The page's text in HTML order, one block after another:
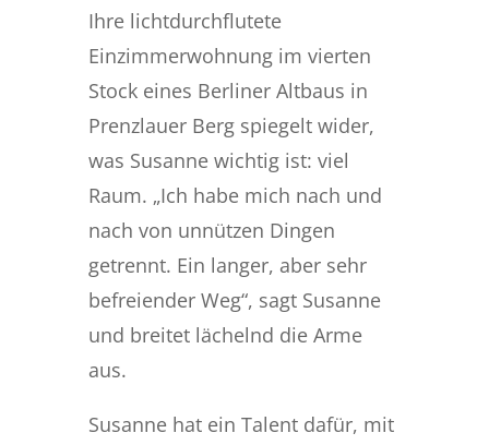
Ihre lichtdurchflutete
Einzimmerwohnung im vierten
Stock eines Berliner Altbaus in
Prenzlauer Berg spiegelt wider,
was Susanne wichtig ist: viel
Raum. „Ich habe mich nach und
nach von unnützen Dingen
getrennt. Ein langer, aber sehr
befreiender Weg“, sagt Susanne
und breitet lächelnd die Arme
aus.
Susanne hat ein Talent dafür, mit